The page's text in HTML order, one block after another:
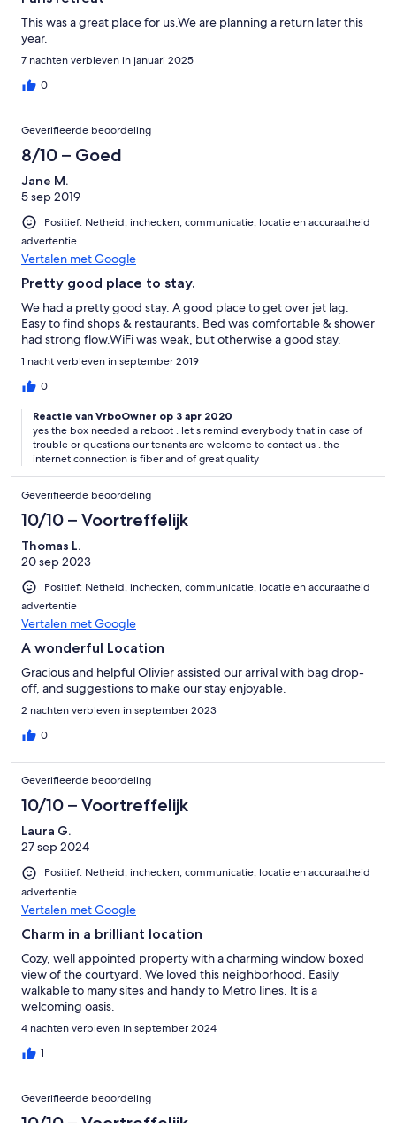
This was a great place for us.We are planning a return later this
year.
7 nachten verbleven in januari 2025
0
Geverifieerde beoordeling
8/10 – Goed
Jane M.
5 sep 2019
Positief: Netheid, inchecken, communicatie, locatie en accuraatheid
advertentie
Vertalen met Google
Pretty good place to stay.
We had a pretty good stay. A good place to get over jet lag.
Easy to find shops & restaurants. Bed was comfortable & shower
had strong flow.WiFi was weak, but otherwise a good stay.
1 nacht verbleven in september 2019
0
Reactie van VrboOwner op 3 apr 2020
yes the box needed a reboot . let s remind everybody that in case of
trouble or questions our tenants are welcome to contact us . the
internet connection is fiber and of great quality
Geverifieerde beoordeling
10/10 – Voortreffelijk
Thomas L.
20 sep 2023
Positief: Netheid, inchecken, communicatie, locatie en accuraatheid
advertentie
Vertalen met Google
A wonderful Location
Gracious and helpful Olivier assisted our arrival with bag drop-
off, and suggestions to make our stay enjoyable.
2 nachten verbleven in september 2023
0
Geverifieerde beoordeling
10/10 – Voortreffelijk
Laura G.
27 sep 2024
Positief: Netheid, inchecken, communicatie, locatie en accuraatheid
advertentie
Vertalen met Google
Charm in a brilliant location
Cozy, well appointed property with a charming window boxed
view of the courtyard. We loved this neighborhood. Easily
walkable to many sites and handy to Metro lines. It is a
welcoming oasis.
4 nachten verbleven in september 2024
1
Geverifieerde beoordeling